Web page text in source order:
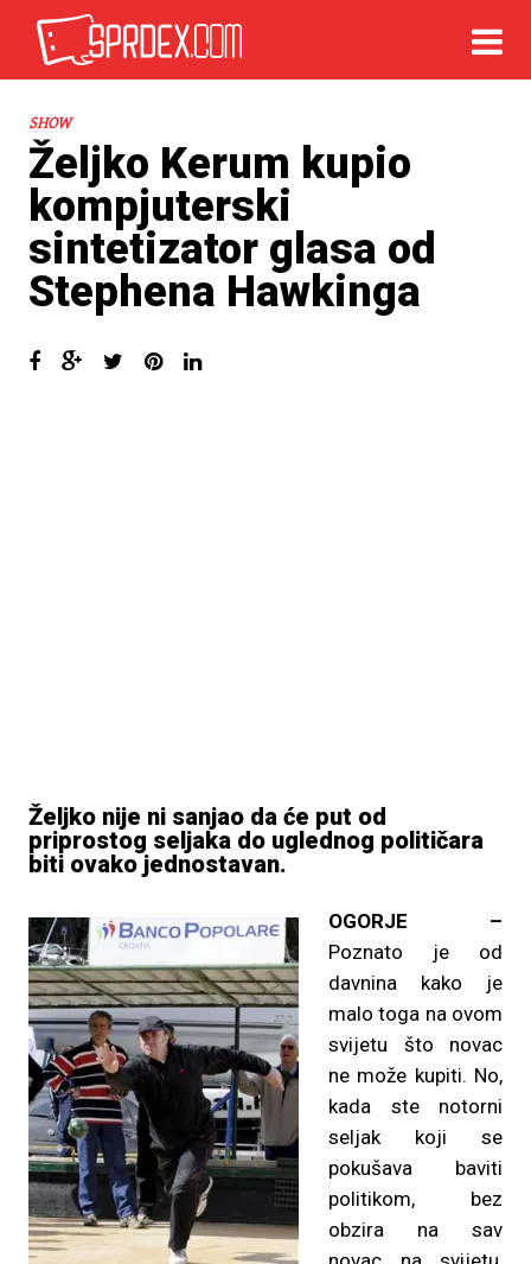
SHOW
Željko Kerum kupio
kompjuterski
sintetizator glasa od
Stephena Hawkinga
Željko nije ni sanjao da će put od
priprostog seljaka do uglednog političara
biti ovako jednostavan.
OGORJE –
Poznato je od
davnina kako je
malo toga na ovom
svijetu što novac
ne može kupiti. No,
kada ste notorni
seljak koji se
pokušava baviti
politikom, bez
obzira na sav